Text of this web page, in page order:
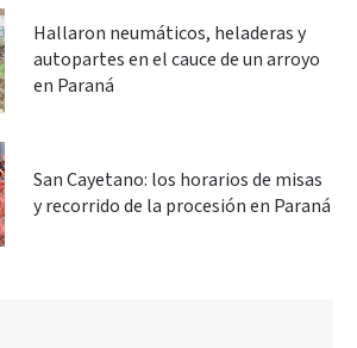
Hallaron neumáticos, heladeras y
autopartes en el cauce de un arroyo
en Paraná
San Cayetano: los horarios de misas
y recorrido de la procesión en Paraná